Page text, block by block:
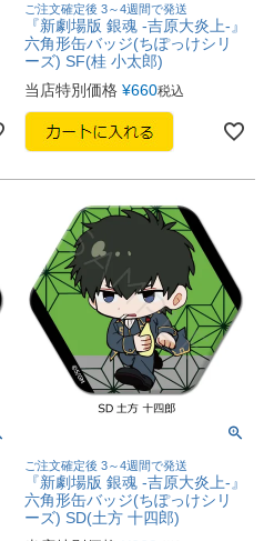
ご注文確定後 3～4週間で発送
『新劇場版 銀魂 -吉原大炎上-』
六角形缶バッジ(ちぽっけシリ
ーズ) SF(桂 小太郎)
当店特別価格 ¥660税込
ご注文確定後 3～4週間で発送
『新劇場版 銀魂 -吉原大炎上-』
六角形缶バッジ(ちぽっけシリ
ーズ) SD(土方 十四郎)